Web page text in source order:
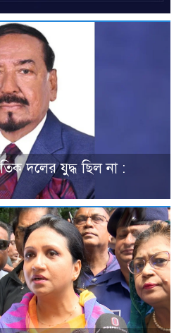
দলের যুদ্ধ ছিল না :